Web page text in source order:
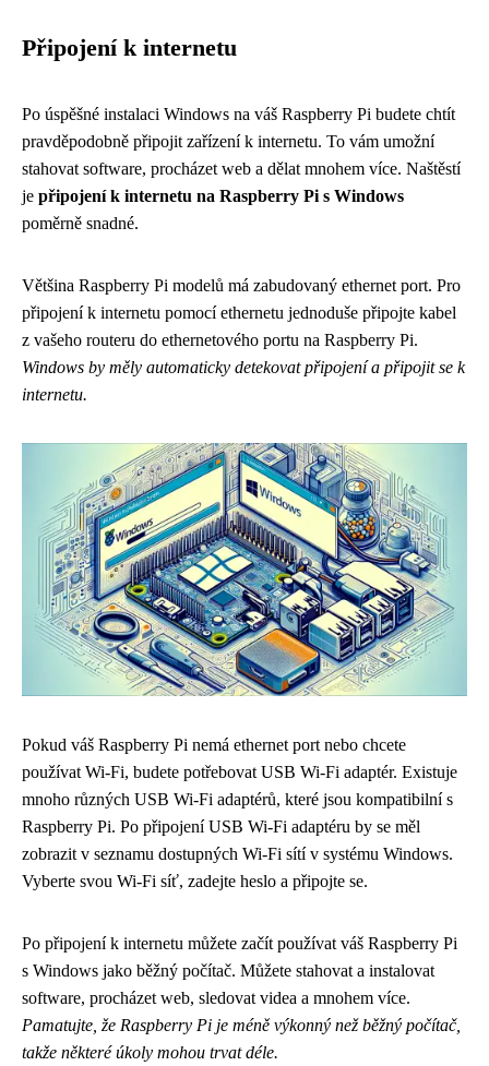
Připojení k internetu
Po úspěšné instalaci Windows na váš Raspberry Pi budete chtít
pravděpodobně připojit zařízení k internetu. To vám umožní
stahovat software, procházet web a dělat mnohem více. Naštěstí
je připojení k internetu na Raspberry Pi s Windows
poměrně snadné.
Většina Raspberry Pi modelů má zabudovaný ethernet port. Pro
připojení k internetu pomocí ethernetu jednoduše připojte kabel
z vašeho routeru do ethernetového portu na Raspberry Pi.
Windows by měly automaticky detekovat připojení a připojit se k
internetu.
Pokud váš Raspberry Pi nemá ethernet port nebo chcete
používat Wi-Fi, budete potřebovat USB Wi-Fi adaptér. Existuje
mnoho různých USB Wi-Fi adaptérů, které jsou kompatibilní s
Raspberry Pi. Po připojení USB Wi-Fi adaptéru by se měl
zobrazit v seznamu dostupných Wi-Fi sítí v systému Windows.
Vyberte svou Wi-Fi síť, zadejte heslo a připojte se.
Po připojení k internetu můžete začít používat váš Raspberry Pi
s Windows jako běžný počítač. Můžete stahovat a instalovat
software, procházet web, sledovat videa a mnohem více.
Pamatujte, že Raspberry Pi je méně výkonný než běžný počítač,
takže některé úkoly mohou trvat déle.